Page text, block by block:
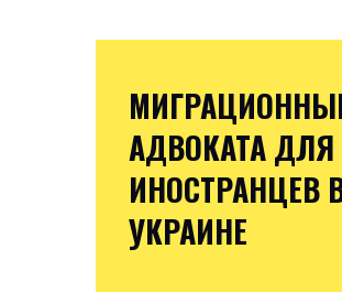
АДВОКАТА ДЛЯ
ИНОСТРАНЦЕВ
УКРАИНЕ